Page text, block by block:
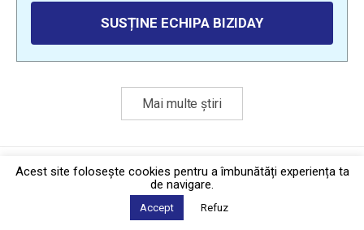
SUSȚINE ECHIPA BIZIDAY
Mai multe știri
Politica de confidențialitate·Contact
2026 © Biziday
Acest site foloseşte cookies pentru a îmbunătăți experiența ta
de navigare.
Accept Refuz